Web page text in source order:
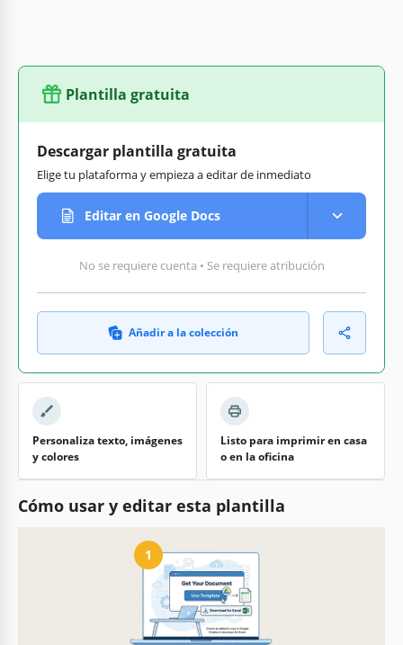
Plantilla gratuita
Descargar plantilla gratuita
Elige tu plataforma y empieza a editar de inmediato
Editar en Google Docs
No se requiere cuenta • Se requiere atribución
Añadir a la colección
Personaliza texto, imágenes
y colores
Listo para imprimir en casa
o en la oficina
Cómo usar y editar esta plantilla
1